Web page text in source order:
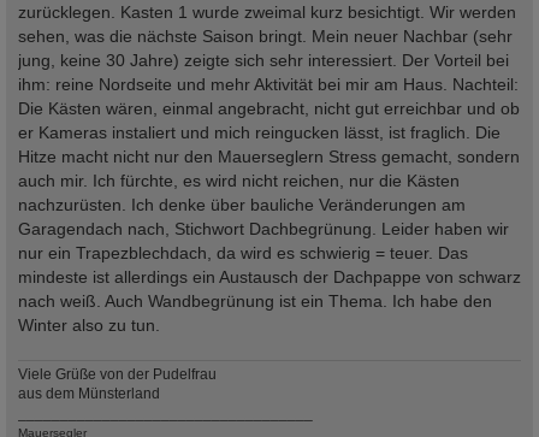
zurücklegen. Kasten 1 wurde zweimal kurz besichtigt. Wir werden
sehen, was die nächste Saison bringt. Mein neuer Nachbar (sehr
jung, keine 30 Jahre) zeigte sich sehr interessiert. Der Vorteil bei
ihm: reine Nordseite und mehr Aktivität bei mir am Haus. Nachteil:
Die Kästen wären, einmal angebracht, nicht gut erreichbar und ob
er Kameras instaliert und mich reingucken lässt, ist fraglich. Die
Hitze macht nicht nur den Mauerseglern Stress gemacht, sondern
auch mir. Ich fürchte, es wird nicht reichen, nur die Kästen
nachzurüsten. Ich denke über bauliche Veränderungen am
Garagendach nach, Stichwort Dachbegrünung. Leider haben wir
nur ein Trapezblechdach, da wird es schwierig = teuer. Das
mindeste ist allerdings ein Austausch der Dachpappe von schwarz
nach weiß. Auch Wandbegrünung ist ein Thema. Ich habe den
Winter also zu tun.
Viele Grüße von der Pudelfrau
aus dem Münsterland
Mauersegler